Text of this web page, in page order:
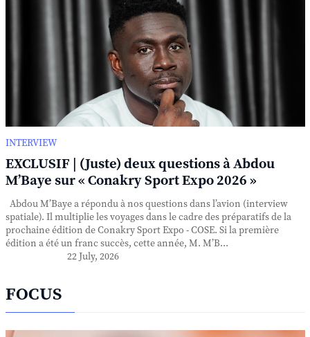
INTERVIEW
EXCLUSIF | (Juste) deux questions à Abdou
M’Baye sur « Conakry Sport Expo 2026 »
Abdou M’Baye a répondu à nos questions dans l’avion (interview
spatiale). Il multiplie les voyages dans le cadre des préparatifs de la
prochaine édition de Conakry Sport Expo - COSE. Si la première
édition a été un franc succès, cette année, M. M’B...
22 July, 2026
FOCUS